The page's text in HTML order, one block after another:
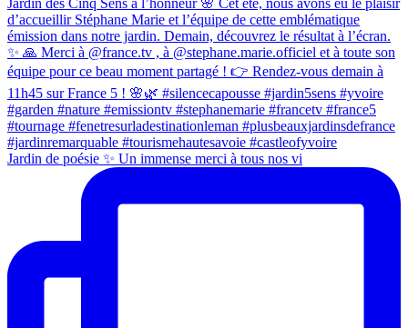
Jardin de poésie ✨ Un immense merci à tous nos vi